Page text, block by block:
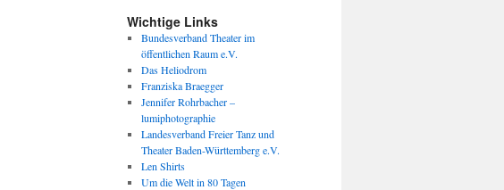
Wichtige Links
Bundesverband Theater im
öffentlichen Raum e.V.
Das Heliodrom
Franziska Braegger
Jennifer Rohrbacher –
lumiphotographie
Landesverband Freier Tanz und
Theater Baden-Württemberg e.V.
Len Shirts
Um die Welt in 80 Tagen